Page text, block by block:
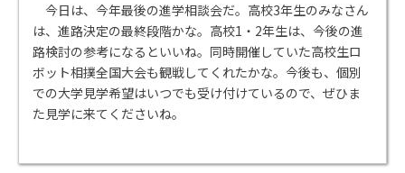
今日は、今年最後の進学相談会だ。高校3年生のみなさん
は、進路決定の最終段階かな。高校1・2年生は、今後の進
路検討の参考になるといいね。同時開催していた高校生ロ
ボット相撲全国大会も観戦してくれたかな。今後も、個別
での大学見学希望はいつでも受け付けているので、ぜひま
た見学に来てくださいね。